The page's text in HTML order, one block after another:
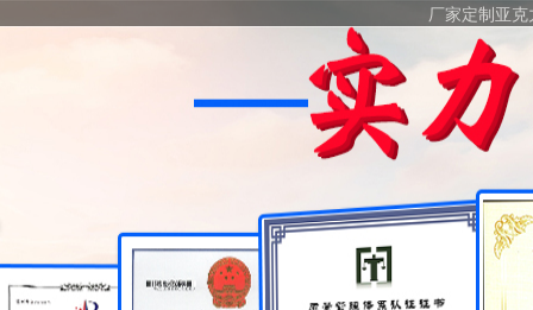
厂家定制亚